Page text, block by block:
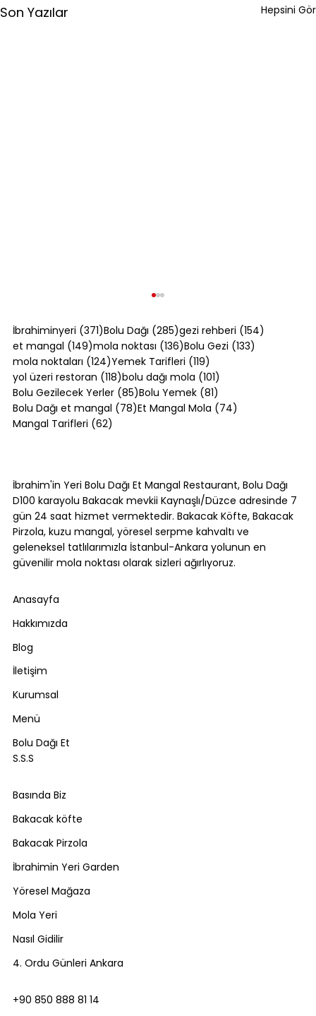
Son Yazılar Hepsini Gör
Yapılır?
İbrahiminyeri (371)371 yazı
Bolu Dağı (285)285 yazı
gezi rehberi (154)
et mangal (149)149 yazı
mola noktası (136)136 yazı
Bolu Gezi (133)
mola noktaları (124)124 yazı
Yemek Tarifleri (119)
yol üzeri restoran (118)118 yazı
bolu dağı mola (101)
Bolu Gezilecek Yerler (85)85 yazı
Bolu Yemek (81)
Bolu Dağı et mangal (78)78 yazı
Et Mangal Mola (74)
Mangal Tarifleri (62)
İbrahim'in Yeri Bolu Dağı Et Mangal Restaurant, Bolu Dağı
D100 karayolu Bakacak mevkii Kaynaşlı/Düzce adresinde 7
gün 24 saat hizmet vermektedir. Bakacak Köfte, Bakacak
Pirzola, kuzu mangal, yöresel serpme kahvaltı ve
geleneksel tatlılarımızla İstanbul-Ankara yolunun en
güvenilir mola noktası olarak sizleri ağırlıyoruz.
Anasayfa
Hakkımızda
Blog
İletişim
Kurumsal
Menü
Bolu Dağı Et
S.S.S
Basında Biz
Bakacak köfte
Bakacak Pirzola
İbrahimin Yeri Garden
Yöresel Mağaza
Mola Yeri
Nasıl Gidilir
4. Ordu Günleri Ankara
+90 850 888 81 14